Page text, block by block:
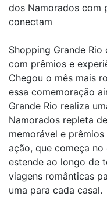
dos Namorados com
conectam
Shopping Grande
com prêmios e
Chegou o mês mais
essa comemoração
Grande Rio realiza
Namorados repleta
memorável e
ação, que começa no
estende ao longo de
viagens românticas
uma para cada casal.